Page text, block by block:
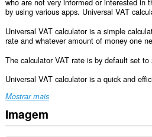
who are not very informed or interested in
by using various apps. Universal VAT
Universal VAT calculator is a simple
rate and whatever amount of money one
The calculator VAT rate is by default set
Universal VAT calculator is a quick and
Mostrar mais
Imagem